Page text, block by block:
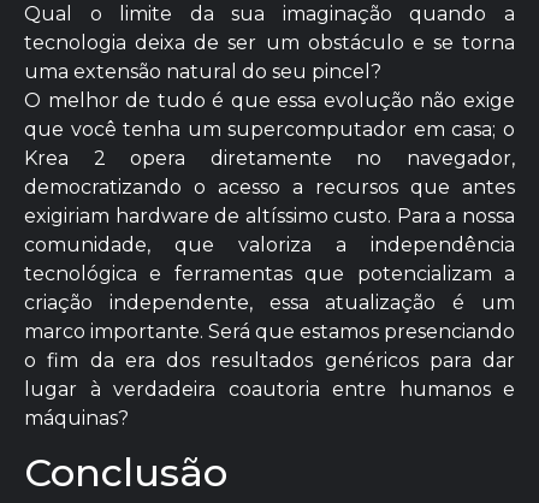
Qual o limite da sua imaginação quando a
tecnologia deixa de ser um obstáculo e se torna
uma extensão natural do seu pincel?
O melhor de tudo é que essa evolução não exige
que você tenha um supercomputador em casa; o
Krea 2 opera diretamente no navegador,
democratizando o acesso a recursos que antes
exigiriam hardware de altíssimo custo. Para a nossa
comunidade, que valoriza a independência
tecnológica e ferramentas que potencializam a
criação independente, essa atualização é um
marco importante. Será que estamos presenciando
o fim da era dos resultados genéricos para dar
lugar à verdadeira coautoria entre humanos e
máquinas?
Conclusão